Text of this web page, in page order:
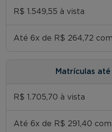
R$ 1.549,55 à vista
Até 6x de R$ 264,72
Matrículas
R$ 1.705,70 à vista
Até 6x de R$ 291,40